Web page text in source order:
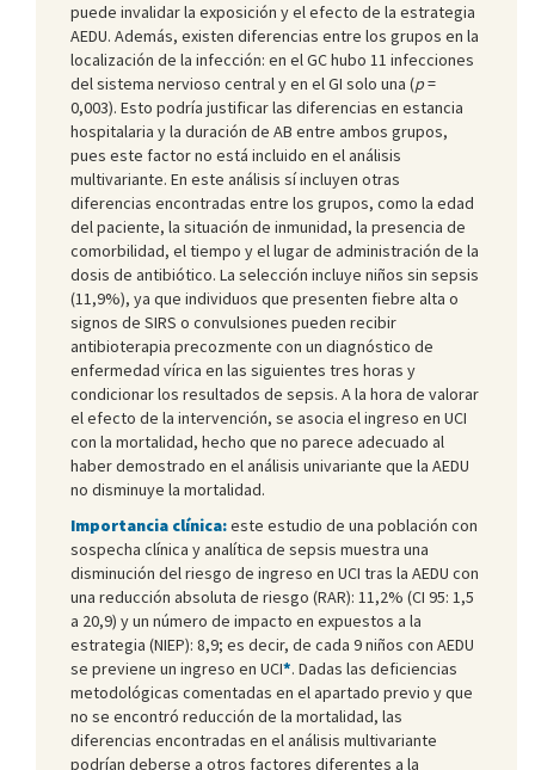
puede invalidar la exposición y el efecto de la estrategia
AEDU. Además, existen diferencias entre los grupos en la
localización de la infección: en el GC hubo 11 infecciones
del sistema nervioso central y en el GI solo una (p=
0,003). Esto podría justificar las diferencias en estancia
hospitalaria y la duración de AB entre ambos grupos,
pues este factor no está incluido en el análisis
multivariante. En este análisis sí incluyen otras
diferencias encontradas entre los grupos, como la edad
del paciente, la situación de inmunidad, la presencia de
comorbilidad, el tiempo y el lugar de administración de la
dosis de antibiótico. La selección incluye niños sin sepsis
(11,9%), ya que individuos que presenten fiebre alta o
signos de SIRS o convulsiones pueden recibir
antibioterapia precozmente con un diagnóstico de
enfermedad vírica en las siguientes tres horas y
condicionar los resultados de sepsis. A la hora de valorar
el efecto de la intervención, se asocia el ingreso en UCI
con la mortalidad, hecho que no parece adecuado al
haber demostrado en el análisis univariante que la AEDU
no disminuye la mortalidad.
Importancia clínica:este estudio de una población con
sospecha clínica y analítica de sepsis muestra una
disminución del riesgo de ingreso en UCI tras la AEDU con
una reducción absoluta de riesgo (RAR): 11,2% (CI 95: 1,5
a 20,9) y un número de impacto en expuestos a la
estrategia (NIEP): 8,9; es decir, de cada 9 niños con AEDU
se previene un ingreso en UCI*. Dadas las deficiencias
metodológicas comentadas en el apar­tado previo y que
no se encontró reducción de la mortali­dad, las
diferencias encontradas en el análisis multivariante
podrían deberse a otros factores di­ferentes a la